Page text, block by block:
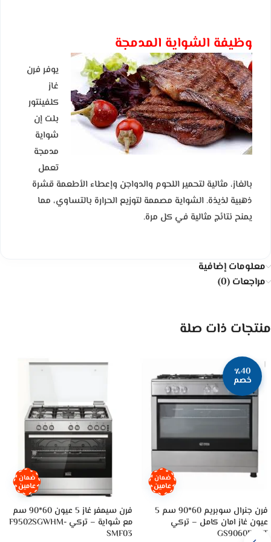
وظيفة الشواية المدمجة
يوفر فرن
غاز
كلفينتور
بلت إن
شواية
مدمجة
تعمل
بالغاز، مثالية لتحمير اللحوم والدواجن وإعطاء الأطعمة قشرة
ذهبية لذيذة. الشواية مصممة لتوزيع الحرارة بالتساوي، مما
يمنح نتائج مثالية في كل مرة.
معلومات إضافية
مراجعات (0)
منتجات ذات صلة
٪40
خصم
ضمان
عامين
فرن جنرال سوبريم 60*90 سم 5
عيون غاز امان كامل – تركي
GS9060FGXT
ضمان
عامين
فرن سيمفر غاز 5 عيون 60*90 سم
مع شواية – تركي F9502SGWHM-
SMF03